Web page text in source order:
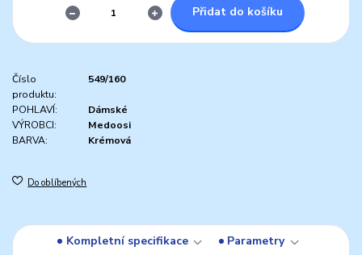
Přidat do košíku
Číslo
produktu:
549/160
POHLAVÍ:
Dámské
VÝROBCI:
Medoosi
BARVA:
Krémová
Do oblíbených
Kompletní specifikace
Parametry